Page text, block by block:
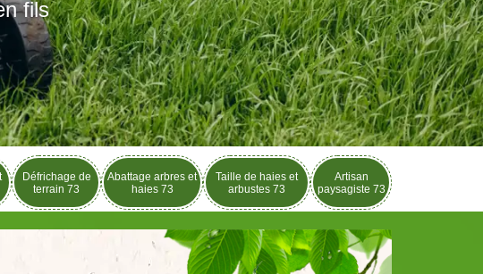
fils
Défrichage de
terrain 73
Abattage arbres et
haies 73
Taille de haies et
arbustes 73
Artisan
paysagiste 73